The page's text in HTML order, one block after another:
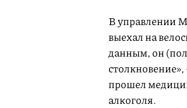
В управлении
выехал на
данным, он
прошел
алкоголя.